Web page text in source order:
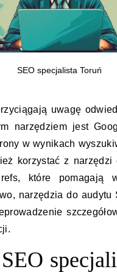
SEO specjalista Toruń
uwagę
narzędziem jest
w wynikach
korzystać z narzędzi
które pomagają
narzędzia do audytu